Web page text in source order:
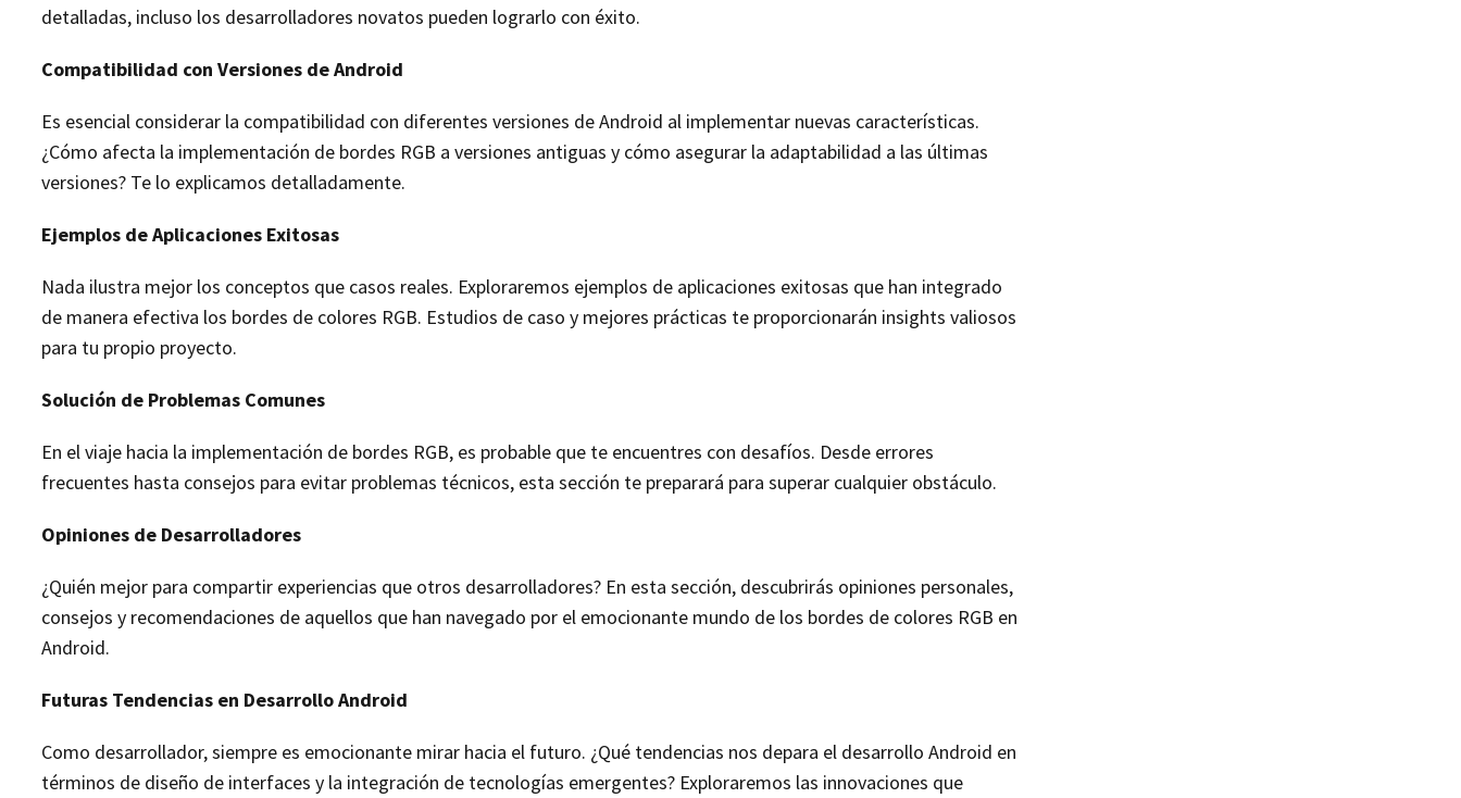
detalladas, incluso los desarrolladores novatos pueden lograrlo con éxito.
Compatibilidad con Versiones de Android
Es esencial considerar la compatibilidad con diferentes versiones de Android al implementar nuevas características.
¿Cómo afecta la implementación de bordes RGB a versiones antiguas y cómo asegurar la adaptabilidad a las últimas
versiones? Te lo explicamos detalladamente.
Ejemplos de Aplicaciones Exitosas
Nada ilustra mejor los conceptos que casos reales. Exploraremos ejemplos de aplicaciones exitosas que han integrado
de manera efectiva los bordes de colores RGB. Estudios de caso y mejores prácticas te proporcionarán insights valiosos
para tu propio proyecto.
Solución de Problemas Comunes
En el viaje hacia la implementación de bordes RGB, es probable que te encuentres con desafíos. Desde errores
frecuentes hasta consejos para evitar problemas técnicos, esta sección te preparará para superar cualquier obstáculo.
Opiniones de Desarrolladores
¿Quién mejor para compartir experiencias que otros desarrolladores? En esta sección, descubrirás opiniones personales,
consejos y recomendaciones de aquellos que han navegado por el emocionante mundo de los bordes de colores RGB en
Android.
Futuras Tendencias en Desarrollo Android
Como desarrollador, siempre es emocionante mirar hacia el futuro. ¿Qué tendencias nos depara el desarrollo Android en
términos de diseño de interfaces y la integración de tecnologías emergentes? Exploraremos las innovaciones que